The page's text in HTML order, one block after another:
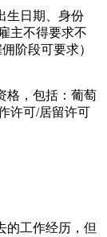
生日期、身份
主不得要求不
阶段可要求）
格，包括：葡萄
许可/居留许可
的工作经历，但